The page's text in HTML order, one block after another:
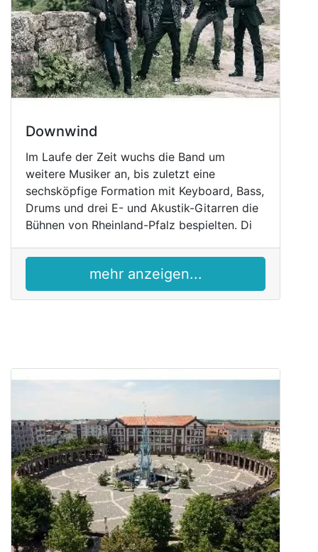
Downwind
Im Laufe der Zeit wuchs die Band um
weitere Musiker an, bis zuletzt eine
sechsköpfige Formation mit Keyboard, Bass,
Drums und drei E- und Akustik-Gitarren die
Bühnen von Rheinland-Pfalz bespielten. Di
mehr anzeigen...